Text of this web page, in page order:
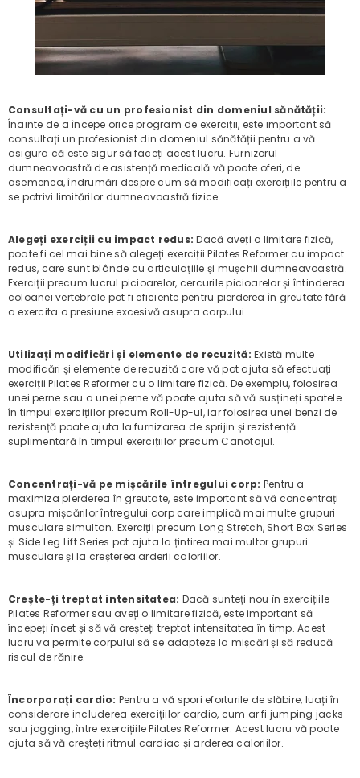
Consultați-vă cu un profesionist din domeniul sănătății:
Înainte de a începe orice program de exerciții, este important să
consultați un profesionist din domeniul sănătății pentru a vă
asigura că este sigur să faceți acest lucru. Furnizorul
dumneavoastră de asistență medicală vă poate oferi, de
asemenea, îndrumări despre cum să modificați exercițiile pentru a
se potrivi limitărilor dumneavoastră fizice.
Alegeți exerciții cu impact redus: Dacă aveți o limitare fizică,
poate fi cel mai bine să alegeți exerciții Pilates Reformer cu impact
redus, care sunt blânde cu articulațiile și mușchii dumneavoastră.
Exerciții precum lucrul picioarelor, cercurile picioarelor și întinderea
coloanei vertebrale pot fi eficiente pentru pierderea în greutate fără
a exercita o presiune excesivă asupra corpului.
Utilizați modificări și elemente de recuzită: Există multe
modificări și elemente de recuzită care vă pot ajuta să efectuați
exerciții Pilates Reformer cu o limitare fizică. De exemplu, folosirea
unei perne sau a unei perne vă poate ajuta să vă susțineți spatele
în timpul exercițiilor precum Roll-Up-ul, iar folosirea unei benzi de
rezistență poate ajuta la furnizarea de sprijin și rezistență
suplimentară în timpul exercițiilor precum Canotajul.
Concentrați-vă pe mișcările întregului corp: Pentru a
maximiza pierderea în greutate, este important să vă concentrați
asupra mișcărilor întregului corp care implică mai multe grupuri
musculare simultan. Exerciții precum Long Stretch, Short Box Series
și Side Leg Lift Series pot ajuta la țintirea mai multor grupuri
musculare și la creșterea arderii caloriilor.
Crește-ți treptat intensitatea: Dacă sunteți nou în exercițiile
Pilates Reformer sau aveți o limitare fizică, este important să
începeți încet și să vă creșteți treptat intensitatea în timp. Acest
lucru va permite corpului să se adapteze la mișcări și să reducă
riscul de rănire.
Încorporați cardio: Pentru a vă spori eforturile de slăbire, luați în
considerare includerea exercițiilor cardio, cum ar fi jumping jacks
sau jogging, între exercițiile Pilates Reformer. Acest lucru vă poate
ajuta să vă creșteți ritmul cardiac și arderea caloriilor.